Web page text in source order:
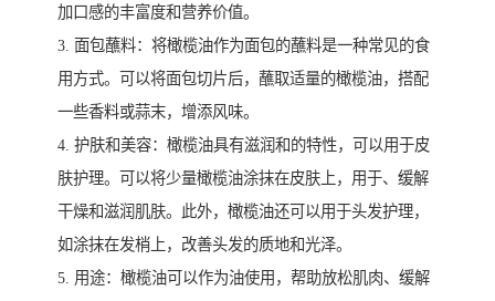
加口感的丰富度和营养价值。
3. 面包蘸料：将橄榄油作为面包的蘸料是一种常见的食
用方式。可以将面包切片后，蘸取适量的橄榄油，搭配
一些香料或蒜末，增添风味。
4. 护肤和美容：橄榄油具有滋润和的特性，可以用于皮
肤护理。可以将少量橄榄油涂抹在皮肤上，用于、缓解
干燥和滋润肌肤。此外，橄榄油还可以用于头发护理，
如涂抹在发梢上，改善头发的质地和光泽。
5. 用途：橄榄油可以作为油使用，帮助放松肌肉、缓解